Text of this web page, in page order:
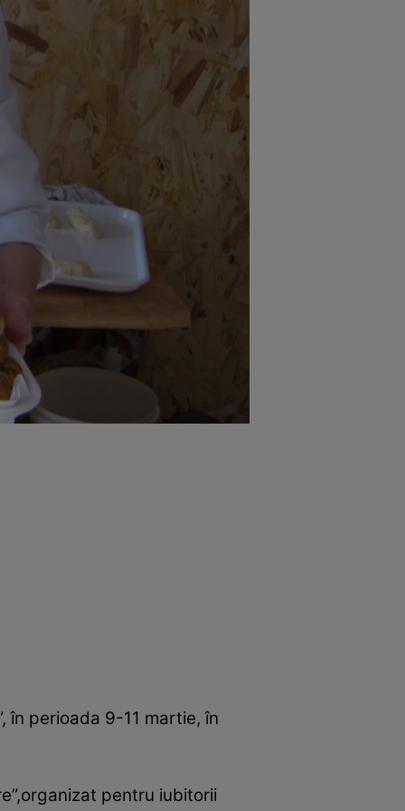
în perioada 9-11 martie, în
pentru iubitorii